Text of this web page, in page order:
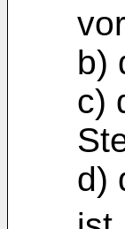
b)
c)
d)